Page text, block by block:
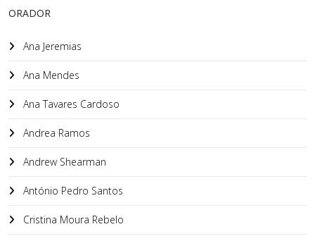
ORADOR
Ana Jeremias
Ana Mendes
Ana Tavares Cardoso
Andrea Ramos
Andrew Shearman
António Pedro Santos
Cristina Moura Rebelo